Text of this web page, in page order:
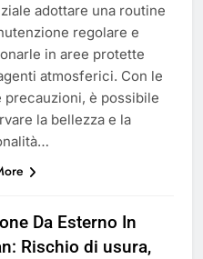
adottare una routine
regolare e
in aree protette
atmosferici. Con le
precauzioni, è possibile
la bellezza e la
Da Esterno In
Rischio di usura,